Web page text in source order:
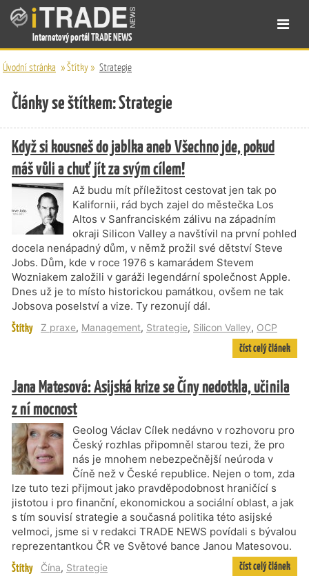
Internetový portál TRADE NEWS
Úvodní stránka »Štítky» Strategie
Články se štítkem: Strategie
Když si kousneš do jablka aneb Všechno jde, pokud
máš vůli a chuť jít za svým cílem!
Až budu mít příležitost cestovat jen tak po
Kalifornii, rád bych zajel do městečka Los
Altos v Sanfranciském zálivu na západním
okraji Silicon Valley a navštívil na první pohled
docela nenápadný dům, v němž prožil své dětství Steve
Jobs. Dům, kde v roce 1976 s kamarádem Stevem
Wozniakem založili v garáži legendární společnost Apple.
Dnes už je to místo historickou památkou, ovšem ne tak
Jobsova poselství a vize. Ty rezonují dál.
Štítky Z praxe, Management, Strategie, Silicon Valley, OCP
číst celý článek
Jana Matesová: Asijská krize se Číny nedotkla, učinila
z ní mocnost
Geolog Václav Cílek nedávno v rozhovoru pro
Český rozhlas připomněl starou tezi, že pro
nás je mnohem nebezpečnější neúroda v
Číně než v České republice. Nejen o tom, zda
lze tuto tezi přijmout jako pravděpodobnost hraničící s
jistotou i pro finanční, ekonomickou a sociální oblast, a jak
s tím souvisí strategie a současná politika této asijské
velmoci, jsme si v redakci TRADE NEWS povídali s bývalou
reprezentantkou ČR ve Světové bance Janou Matesovou.
Štítky Čína, Strategie číst celý článek